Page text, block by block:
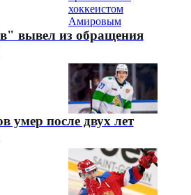
вывел из обращения
умер после двух лет